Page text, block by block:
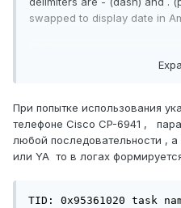
swapped to display date in
D/M/YA 2 Digit Year, 12
При попытке использования
телефоне Cisco CP-6941 ,
любой последовательности ,
или YA то в логах
TID: 0x95361020 task